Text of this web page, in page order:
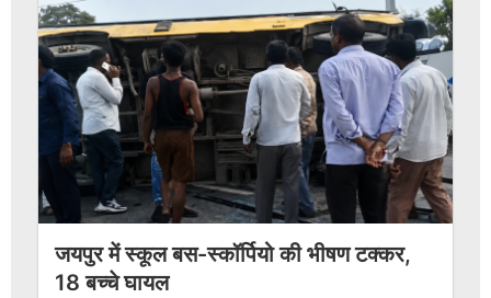
जयपुर में स्कूल बस-स्कॉर्पियो की भीषण टक्कर,
18 बच्चे घायल